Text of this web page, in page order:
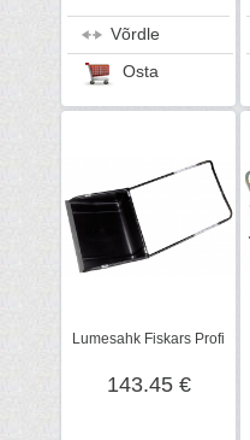
Võrdle
Osta
Lumesahk Fiskars Profi
143.45 €